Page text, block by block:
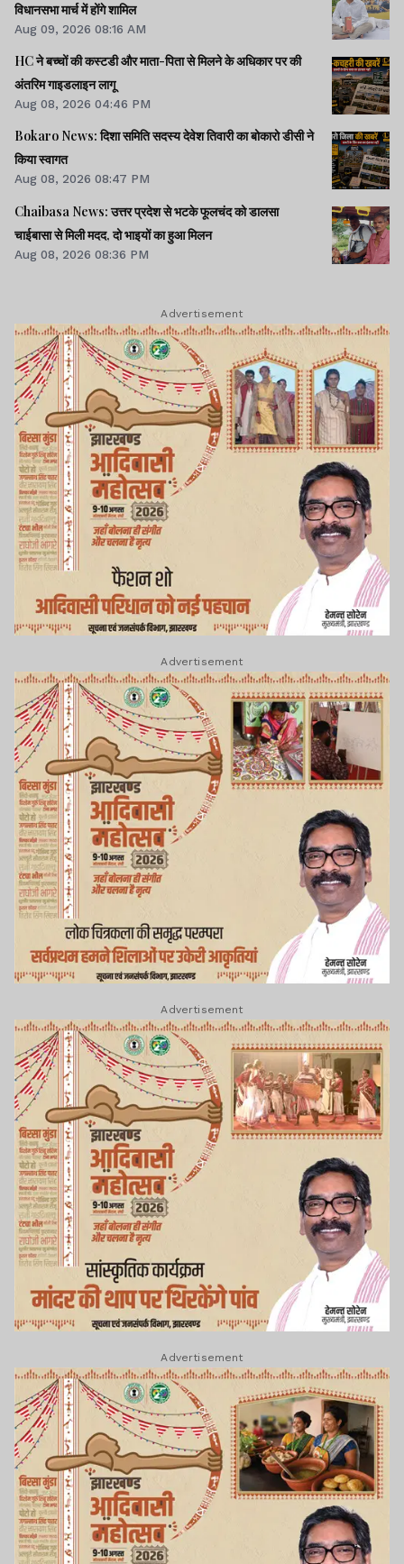
विधानसभा मार्च में होंगे शामिल
Aug 09, 2026 08:16 AM
HC ने बच्चों की कस्टडी और माता-पिता से मिलने के अधिकार पर की
अंतरिम गाइडलाइन लागू
Aug 08, 2026 04:46 PM
Bokaro News: दिशा समिति सदस्य देवेश तिवारी का बोकारो डीसी ने
किया स्वागत
Aug 08, 2026 08:47 PM
Chaibasa News: उत्तर प्रदेश से भटके फूलचंद को डालसा
चाईबासा से मिली मदद, दो भाइयों का हुआ मिलन
Aug 08, 2026 08:36 PM
Advertisement
Advertisement
Advertisement
Advertisement